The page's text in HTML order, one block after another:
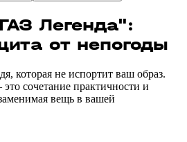
Легенда":
от непогоды
которая не испортит ваш образ.
сочетание практичности и
вещь в вашей